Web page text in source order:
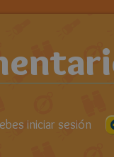
iniciar sesión